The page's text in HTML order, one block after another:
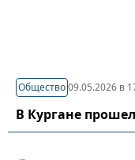
Общество09.05.2026 в
В Кургане